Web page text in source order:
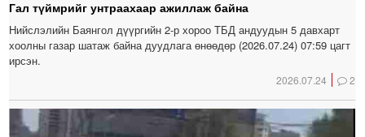
Гал түймрийг унтраахаар ажиллаж байна
Нийслэлийн Баянгол дүүргийн 2-р хороо ТБД андуудын 5 давхарт
хоолны газар шатаж байна дуудлага өнөөдөр (2026.07.24) 07:59 цагт
ирсэн.
2026.07.24 2